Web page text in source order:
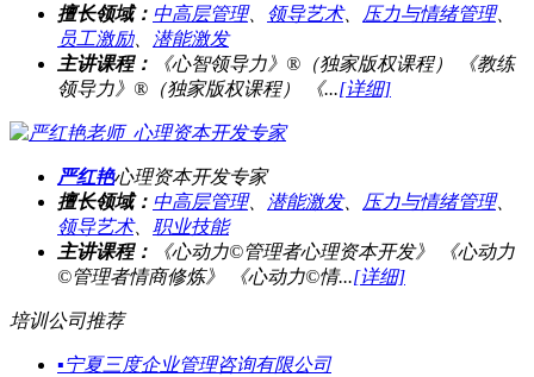
擅长领域： 中高层管理、 领导艺术、 压力与情绪管理、
员工激励、
潜能激发
主讲课程：
《心智领导力》®（独家版权课程） 《教练
领导力》®（独家版权课程） 《...[详细]
严红艳心理资本开发专家
擅长领域： 中高层管理、 潜能激发、 压力与情绪管理、
领导艺术、 职业技能
主讲课程：
《心动力©管理者心理资本开发》 《心动力
©管理者情商修炼》 《心动力©情...[详细]
培训公司推荐
▪宁夏三度企业管理咨询有限公司